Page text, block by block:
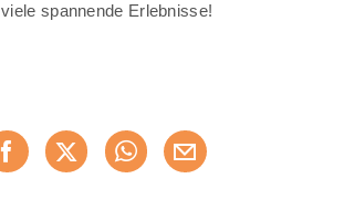
spannende Erlebnisse!
Jetzt weiterempfehlen